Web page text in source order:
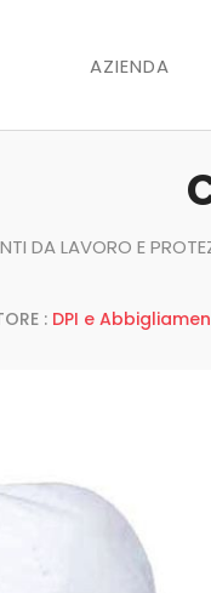
AZIENDA
DA LAVORO E
: DPI e